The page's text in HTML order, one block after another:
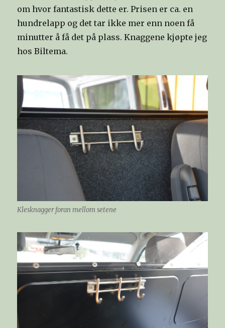
om hvor fantastisk dette er. Prisen er ca. en
hundrelapp og det tar ikke mer enn noen få
minutter å få det på plass. Knaggene kjøpte jeg
hos Biltema.
Klesknagger foran mellom setene